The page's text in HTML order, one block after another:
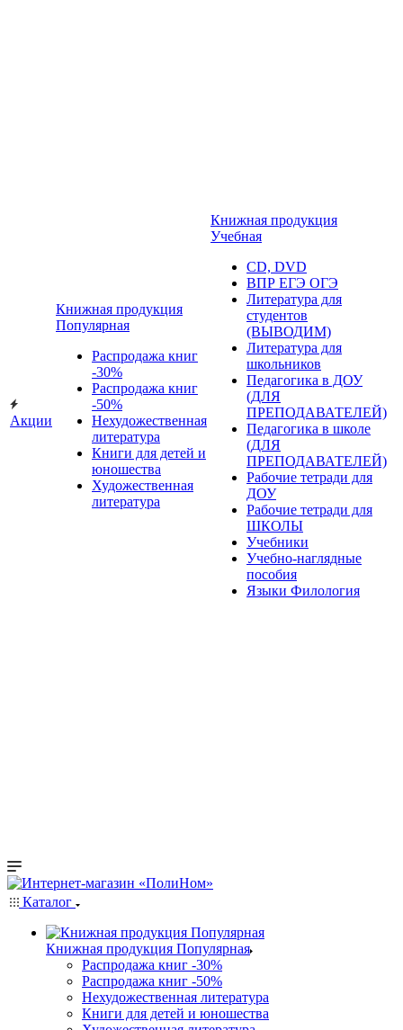
Акции
Книжная продукция
Популярная
Распродажа книг
-30%
Распродажа книг
-50%
Нехудожественная
литература
Книги для детей и
юношества
Художественная
литература
Книжная продукция
Учебная
CD, DVD
ВПР ЕГЭ ОГЭ
Литература для
студентов
(ВЫВОДИМ)
Литература для
школьников
Педагогика в ДОУ
(ДЛЯ
ПРЕПОДАВАТЕЛЕЙ)
Педагогика в школе
(ДЛЯ
ПРЕПОДАВАТЕЛЕЙ)
Рабочие тетради для
ДОУ
Рабочие тетради для
ШКОЛЫ
Учебники
Учебно-наглядные
пособия
Языки Филология
Каталог
Книжная продукция Популярная
Распродажа книг -30%
Распродажа книг -50%
Нехудожественная литература
Книги для детей и юношества